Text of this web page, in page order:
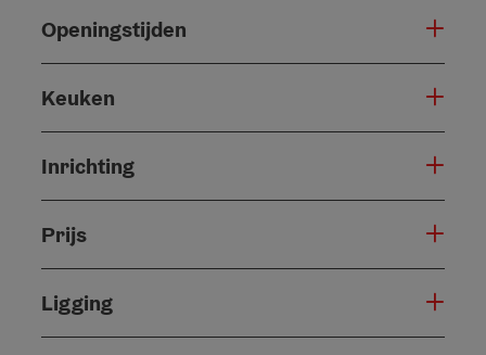
Openingstijden
Keuken
Inrichting
Prijs
Ligging